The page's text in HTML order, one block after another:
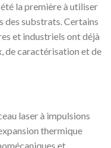
la première à utiliser
des substrats. Certains
et industriels ont déjà
de caractérisation et de
laser à impulsions
thermique
et